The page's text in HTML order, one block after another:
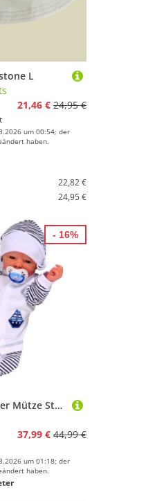
L
21,46 € 24,95 €
um 00:54; der
haben.
22,82 €
24,95 €
La Bortini Strampler Mütze Strampler und Hemdchen Set Baby Anzug 3tlg gestreift aus reiner Baumwolle, mit Schiff, 68 74 80 86, gestreift
37,99 € 44,99 €
um 01:18; der
haben.
- 16%